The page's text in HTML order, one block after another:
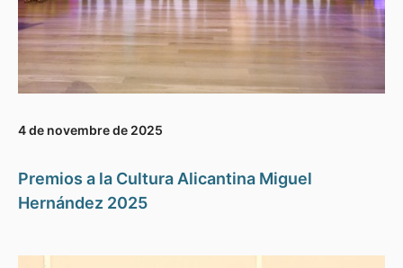
4 de novembre de 2025
Premios a la Cultura Alicantina Miguel
Hernández 2025